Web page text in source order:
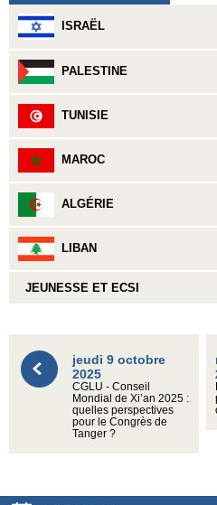
ISRAËL
PALESTINE
TUNISIE
MAROC
ALGÉRIE
LIBAN
JEUNESSE ET ECSI
jeudi 9 octobre
2025
CGLU - Conseil
Mondial de Xi’an 2025 :
quelles perspectives
pour le Congrès de
Tanger ?